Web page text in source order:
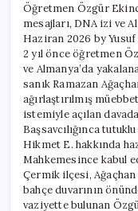
Öğretmen Özgür
mesajları, DNA izi ve
Haziran 2026 by
2 yıl önce öğretmen
ve Almanya’da
sanık Ramazan
ağırlaştırılmış
istemiyle açılan
Başsavcılığınca
Hikmet E. hakkında
Mahkemesince kabul
Çermik ilçesi,
bahçe duvarının
vaziyette bulunan